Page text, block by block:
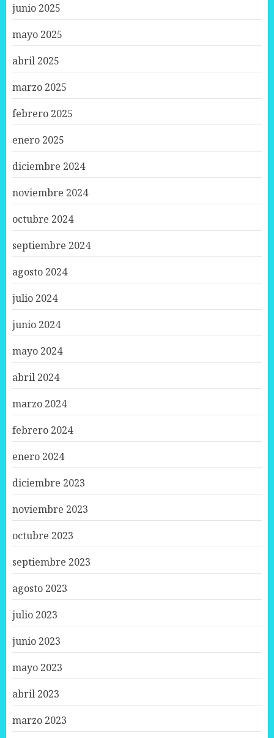
junio 2025
mayo 2025
abril 2025
marzo 2025
febrero 2025
enero 2025
diciembre 2024
noviembre 2024
octubre 2024
septiembre 2024
agosto 2024
julio 2024
junio 2024
mayo 2024
abril 2024
marzo 2024
febrero 2024
enero 2024
diciembre 2023
noviembre 2023
octubre 2023
septiembre 2023
agosto 2023
julio 2023
junio 2023
mayo 2023
abril 2023
marzo 2023